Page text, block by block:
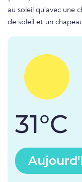
au soleil qu'avec une
de soleil et un
31°C